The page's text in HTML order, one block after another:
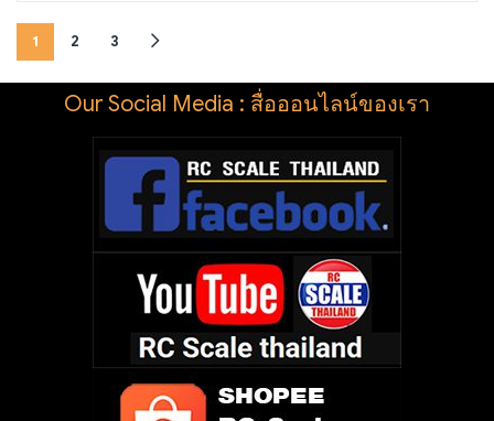
1 2 3
Our Social Media : สื่อออนไลน์ของเรา